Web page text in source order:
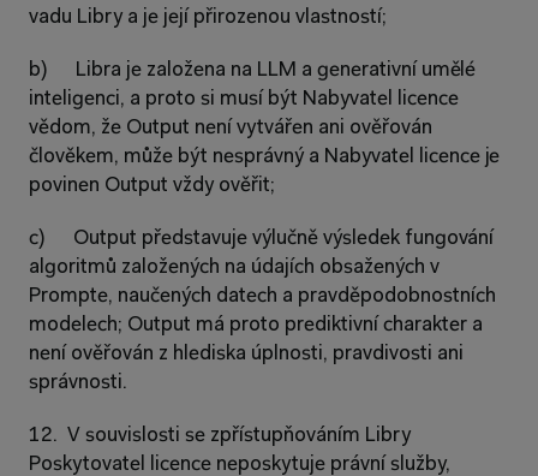
vadu Libry a je její přirozenou vlastností;
b)      Libra je založena na LLM a generativní umělé
inteligenci, a proto si musí být Nabyvatel licence
vědom, že Output není vytvářen ani ověřován
člověkem, může být nesprávný a Nabyvatel licence je
povinen Output vždy ověřit;
c)      Output představuje výlučně výsledek fungování
algoritmů založených na údajích obsažených v
Prompte, naučených datech a pravděpodobnostních
modelech; Output má proto prediktivní charakter a
není ověřován z hlediska úplnosti, pravdivosti ani
správnosti.
12.  V souvislosti se zpřístupňováním Libry
Poskytovatel licence neposkytuje právní služby,